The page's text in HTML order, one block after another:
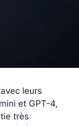
leurs
et GPT-4,
très